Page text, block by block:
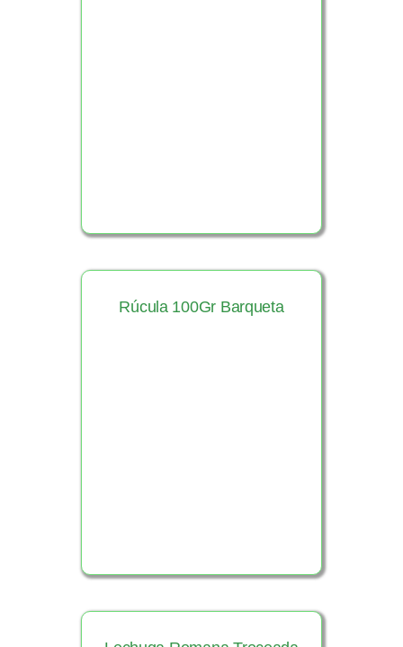
Rúcula 100Gr Barqueta